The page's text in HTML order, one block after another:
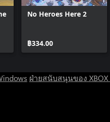
No Heroes Here 2
฿334.00
ฝ่ายสนับสนุนของ XBOX